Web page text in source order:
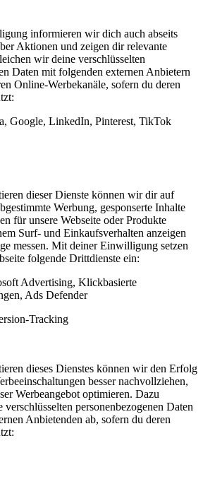
informieren wir dich auch abseits
Aktionen und zeigen dir relevante
wir deine verschlüsselten
Daten mit folgenden externen Anbietern
Online-Werbekanäle, sofern du deren
Google, LinkedIn, Pinterest, TikTok
dieser Dienste können wir dir auf
Werbung, gesponserte Inhalte
für unsere Webseite oder Produkte
Surf- und Einkaufsverhalten anzeigen
messen. Mit deiner Einwilligung setzen
folgende Drittdienste ein:
Advertising, Klickbasierte
Ads Defender
Tracking
dieses Dienstes können wir den Erfolg
besser nachvollziehen,
Werbeangebot optimieren. Dazu
personenbezogenen Daten
Anbietenden ab, sofern du deren